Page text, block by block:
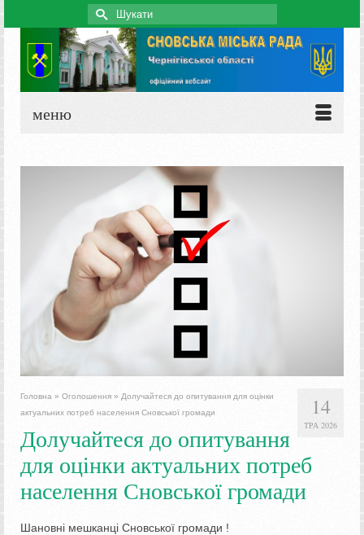
Search
for:
меню
14
ТРА 2026
Головна » Оголошення » Долучайтеся до опитування для оцінки
актуальних потреб населення Сновської громади
Долучайтеся до опитування
для оцінки актуальних потреб
населення Сновської громади
Шановні мешканці Сновської громади !